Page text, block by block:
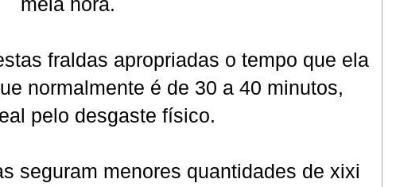
fraldas apropriadas o tempo que ela
normalmente é de 30 a 40 minutos,
pelo desgaste físico.
seguram menores quantidades de xixi